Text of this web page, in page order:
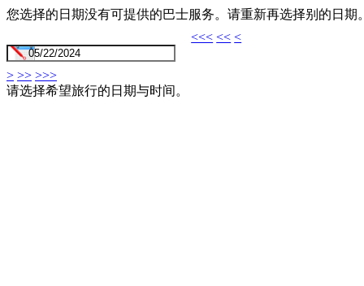
您选择的日期没有可提供的巴士服务。请重新再选择别的日期
<<< << <
> >> >>>
请选择希望旅行的日期与时间。